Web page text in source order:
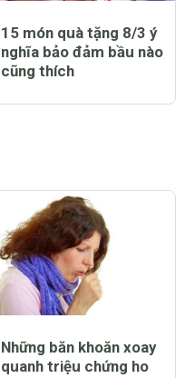
15 món quà tặng 8/3 ý
nghĩa bảo đảm bầu nào
cũng thích
Những băn khoăn xoay
quanh triệu chứng ho